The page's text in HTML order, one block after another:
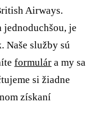
Airways.
je
Naše služby sú
formulár a my sa
si žiadne
získaní